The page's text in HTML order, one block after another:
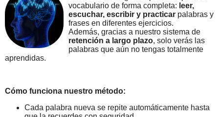
vocabulario de forma completa: leer,
escuchar, escribir y practicar palabras y
frases en diferentes ejercicios.
Además, gracias a nuestro sistema de
retención a largo plazo, solo verás las
palabras que aún no tengas totalmente
aprendidas.
Cómo funciona nuestro método:
Cada palabra nueva se repite automáticamente hasta